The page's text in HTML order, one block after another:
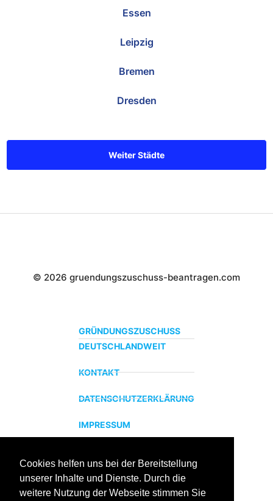
Cookies helfen uns bei der Bereitstellung
unserer Inhalte und Dienste. Durch die
weitere Nutzung der Webseite stimmen Sie
Essen
Leipzig
Bremen
Dresden
Weiter Städte
© 2026 gruendungszuschuss-beantragen.com
GRÜNDUNGSZUSCHUSS
DEUTSCHLANDWEIT
KONTAKT
DATENSCHUTZERKLÄRUNG
IMPRESSUM
ZERTIFIZIERTER BILDUNGSTRÄGER
Profitieren sie jetzt von unserer über 15 jährigen